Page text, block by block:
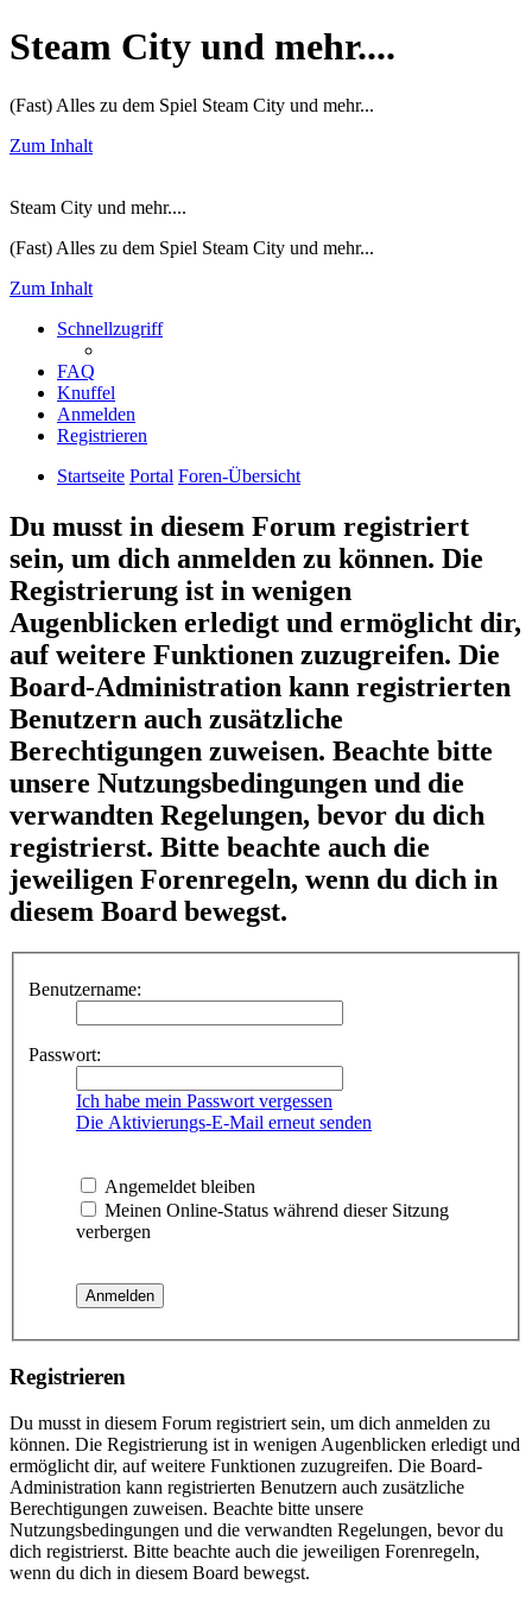
Steam City und mehr....
(Fast) Alles zu dem Spiel Steam City und mehr...
Zum Inhalt
Steam City und mehr....
(Fast) Alles zu dem Spiel Steam City und mehr...
Zum Inhalt
Schnellzugriff
FAQ
Knuffel
Anmelden
Registrieren
Startseite Portal Foren-Übersicht
Du musst in diesem Forum registriert
sein, um dich anmelden zu können. Die
Registrierung ist in wenigen
Augenblicken erledigt und ermöglicht dir,
auf weitere Funktionen zuzugreifen. Die
Board-Administration kann registrierten
Benutzern auch zusätzliche
Berechtigungen zuweisen. Beachte bitte
unsere Nutzungsbedingungen und die
verwandten Regelungen, bevor du dich
registrierst. Bitte beachte auch die
jeweiligen Forenregeln, wenn du dich in
diesem Board bewegst.
Benutzername:
Passwort:
Ich habe mein Passwort vergessen
Die Aktivierungs-E-Mail erneut senden
Angemeldet bleiben
Meinen Online-Status während dieser Sitzung
verbergen
Registrieren
Du musst in diesem Forum registriert sein, um dich anmelden zu
können. Die Registrierung ist in wenigen Augenblicken erledigt und
ermöglicht dir, auf weitere Funktionen zuzugreifen. Die Board-
Administration kann registrierten Benutzern auch zusätzliche
Berechtigungen zuweisen. Beachte bitte unsere
Nutzungsbedingungen und die verwandten Regelungen, bevor du
dich registrierst. Bitte beachte auch die jeweiligen Forenregeln,
wenn du dich in diesem Board bewegst.